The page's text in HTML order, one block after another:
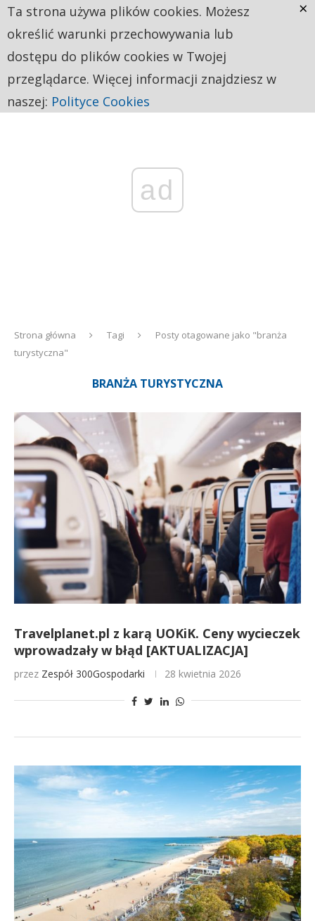
ad
Strona główna Tagi
Posty otagowane jako "branża
turystyczna"
BRANŻA TURYSTYCZNA
Travelplanet.pl z karą UOKiK. Ceny wycieczek
wprowadzały w błąd [AKTUALIZACJA]
przez Zespół 300Gospodarki 28 kwietnia 2026
Ta strona używa plików cookies. Możesz
określić warunki przechowywania lub
dostępu do plików cookies w Twojej
przeglądarce. Więcej informacji znajdziesz w
naszej: Polityce Cookies
×